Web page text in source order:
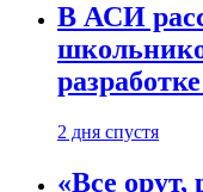
В АСИ
2 дня спустя
«Все орут,